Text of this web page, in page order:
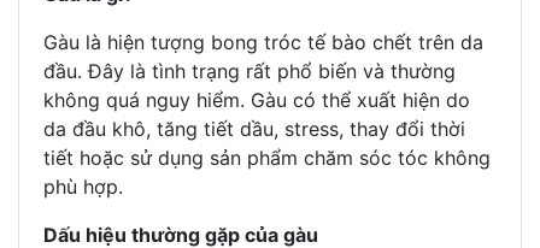
Gàu là hiện tượng bong tróc tế bào chết trên da
đầu. Đây là tình trạng rất phổ biến và thường
không quá nguy hiểm. Gàu có thể xuất hiện do
da đầu khô, tăng tiết dầu, stress, thay đổi thời
tiết hoặc sử dụng sản phẩm chăm sóc tóc không
phù hợp.
Dấu hiệu thường gặp của gàu